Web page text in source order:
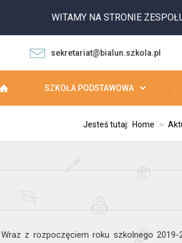
WITAMY NA STRONIE ZESPOŁU
sekretariat@bialun.szkola.pl
SZKOŁA PODSTAWOWA
Jesteś tutaj: Home >
Wraz z rozpoczęciem roku szkolnego